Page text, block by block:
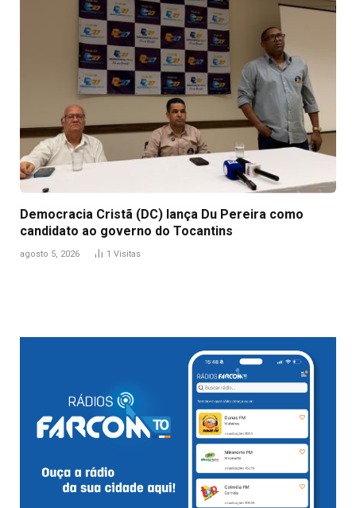
Democracia Cristã (DC) lança Du Pereira como
candidato ao governo do Tocantins
agosto 5, 2026 1 Visitas